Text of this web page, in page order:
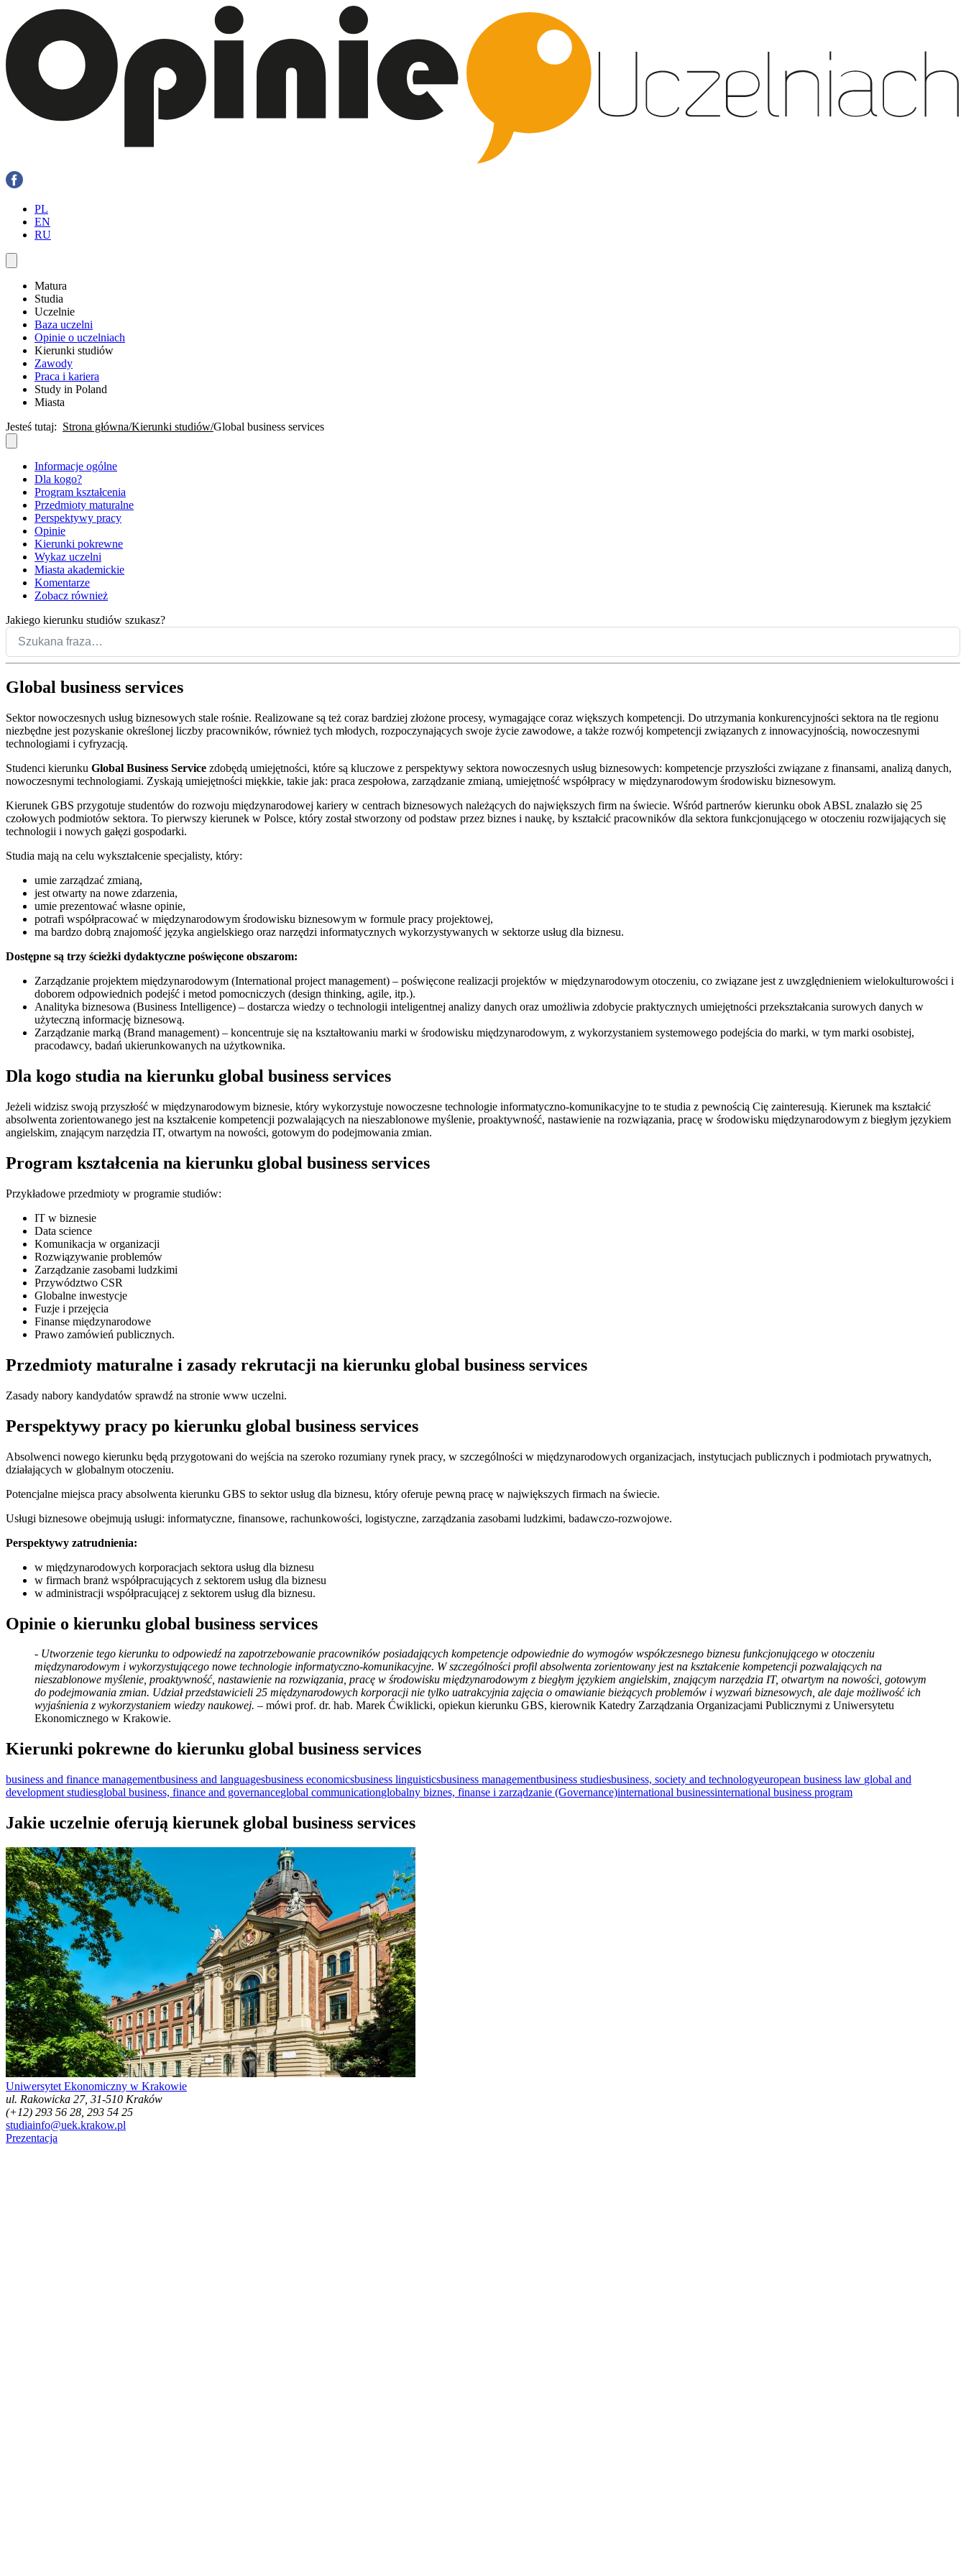
PL
EN
RU
Matura
Studia
Uczelnie
Baza uczelni
Opinie o uczelniach
Kierunki studiów
Zawody
Praca i kariera
Study in Poland
Miasta
Jesteś tutaj: Strona główna Kierunki studiów Global business services
Informacje ogólne
Dla kogo?
Program kształcenia
Przedmioty maturalne
Perspektywy pracy
Opinie
Kierunki pokrewne
Wykaz uczelni
Miasta akademickie
Komentarze
Zobacz również
Jakiego kierunku studiów szukasz?
Global business services
Sektor nowoczesnych usług biznesowych stale rośnie. Realizowane są też coraz bardziej złożone procesy, wymagające coraz większych kompetencji. Do utrzymania konkurencyjności sektora na tle regionu
niezbędne jest pozyskanie określonej liczby pracowników, również tych młodych, rozpoczynających swoje życie zawodowe, a także rozwój kompetencji związanych z innowacyjnością, nowoczesnymi
technologiami i cyfryzacją.
Studenci kierunku Global Business Service zdobędą umiejętności, które są kluczowe z perspektywy sektora nowoczesnych usług biznesowych: kompetencje przyszłości związane z finansami, analizą danych,
nowoczesnymi technologiami. Zyskają umiejętności miękkie, takie jak: praca zespołowa, zarządzanie zmianą, umiejętność współpracy w międzynarodowym środowisku biznesowym.
Kierunek GBS przygotuje studentów do rozwoju międzynarodowej kariery w centrach biznesowych należących do największych firm na świecie. Wśród partnerów kierunku obok ABSL znalazło się 25
czołowych podmiotów sektora. To pierwszy kierunek w Polsce, który został stworzony od podstaw przez biznes i naukę, by kształcić pracowników dla sektora funkcjonującego w otoczeniu rozwijających się
technologii i nowych gałęzi gospodarki.
Studia mają na celu wykształcenie specjalisty, który:
umie zarządzać zmianą,
jest otwarty na nowe zdarzenia,
umie prezentować własne opinie,
potrafi współpracować w międzynarodowym środowisku biznesowym w formule pracy projektowej,
ma bardzo dobrą znajomość języka angielskiego oraz narzędzi informatycznych wykorzystywanych w sektorze usług dla biznesu.
Dostępne są trzy ścieżki dydaktyczne poświęcone obszarom:
Zarządzanie projektem międzynarodowym (International project management) – poświęcone realizacji projektów w międzynarodowym otoczeniu, co związane jest z uwzględnieniem wielokulturowości i
doborem odpowiednich podejść i metod pomocniczych (design thinking, agile, itp.).
Analityka biznesowa (Business Intelligence) – dostarcza wiedzy o technologii inteligentnej analizy danych oraz umożliwia zdobycie praktycznych umiejętności przekształcania surowych danych w
użyteczną informację biznesową.
Zarządzanie marką (Brand management) – koncentruje się na kształtowaniu marki w środowisku międzynarodowym, z wykorzystaniem systemowego podejścia do marki, w tym marki osobistej,
pracodawcy, badań ukierunkowanych na użytkownika.
Dla kogo studia na kierunku global business services
Jeżeli widzisz swoją przyszłość w międzynarodowym biznesie, który wykorzystuje nowoczesne technologie informatyczno-komunikacyjne to te studia z pewnością Cię zainteresują. Kierunek ma kształcić
absolwenta zorientowanego jest na kształcenie kompetencji pozwalających na nieszablonowe myślenie, proaktywność, nastawienie na rozwiązania, pracę w środowisku międzynarodowym z biegłym językiem
angielskim, znającym narzędzia IT, otwartym na nowości, gotowym do podejmowania zmian.
Program kształcenia na kierunku global business services
Przykładowe przedmioty w programie studiów:
IT w biznesie
Data science
Komunikacja w organizacji
Rozwiązywanie problemów
Zarządzanie zasobami ludzkimi
Przywództwo CSR
Globalne inwestycje
Fuzje i przejęcia
Finanse międzynarodowe
Prawo zamówień publicznych.
Przedmioty maturalne i zasady rekrutacji na kierunku global business services
Zasady nabory kandydatów sprawdź na stronie www uczelni.
Perspektywy pracy po kierunku global business services
Absolwenci nowego kierunku będą przygotowani do wejścia na szeroko rozumiany rynek pracy, w szczególności w międzynarodowych organizacjach, instytucjach publicznych i podmiotach prywatnych,
działających w globalnym otoczeniu.
Potencjalne miejsca pracy absolwenta kierunku GBS to sektor usług dla biznesu, który oferuje pewną pracę w największych firmach na świecie.
Usługi biznesowe obejmują usługi: informatyczne, finansowe, rachunkowości, logistyczne, zarządzania zasobami ludzkimi, badawczo-rozwojowe.
Perspektywy zatrudnienia:
w międzynarodowych korporacjach sektora usług dla biznesu
w firmach branż współpracujących z sektorem usług dla biznesu
w administracji współpracującej z sektorem usług dla biznesu.
Opinie o kierunku global business services
- Utworzenie tego kierunku to odpowiedź na zapotrzebowanie pracowników posiadających kompetencje odpowiednie do wymogów współczesnego biznesu funkcjonującego w otoczeniu
międzynarodowym i wykorzystującego nowe technologie informatyczno-komunikacyjne. W szczególności profil absolwenta zorientowany jest na kształcenie kompetencji pozwalających na
nieszablonowe myślenie, proaktywność, nastawienie na rozwiązania, pracę w środowisku międzynarodowym z biegłym językiem angielskim, znającym narzędzia IT, otwartym na nowości, gotowym
do podejmowania zmian. Udział przedstawicieli 25 międzynarodowych korporacji nie tylko uatrakcyjnia zajęcia o omawianie bieżących problemów i wyzwań biznesowych, ale daje możliwość ich
wyjaśnienia z wykorzystaniem wiedzy naukowej. – mówi prof. dr. hab. Marek Ćwiklicki, opiekun kierunku GBS, kierownik Katedry Zarządzania Organizacjami Publicznymi z Uniwersytetu
Ekonomicznego w Krakowie.
Kierunki pokrewne do kierunku global business services
business and finance managementbusiness and languagesbusiness economicsbusiness linguisticsbusiness managementbusiness studiesbusiness, society and technologyeuropean business law global and
development studiesglobal business, finance and governanceglobal communicationglobalny biznes, finanse i zarządzanie (Governance)international businessinternational business program
Jakie uczelnie oferują kierunek global business services
Uniwersytet Ekonomiczny w Krakowie
ul. Rakowicka 27, 31-510 Kraków
(+12) 293 56 28, 293 54 25
studiainfo@uek.krakow.pl
Prezentacja